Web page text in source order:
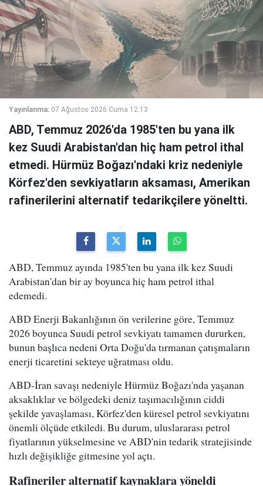
Yayınlanma: 07 Ağustos 2026 Cuma 12:13
ABD, Temmuz 2026'da 1985'ten bu yana ilk
kez Suudi Arabistan'dan hiç ham petrol ithal
etmedi. Hürmüz Boğazı'ndaki kriz nedeniyle
Körfez'den sevkiyatların aksaması, Amerikan
rafinerilerini alternatif tedarikçilere yöneltti.
ABD, Temmuz ayında 1985'ten bu yana ilk kez Suudi
Arabistan'dan bir ay boyunca hiç ham petrol ithal
edemedi.
ABD Enerji Bakanlığının ön verilerine göre, Temmuz
2026 boyunca Suudi petrol sevkiyatı tamamen dururken,
bunun başlıca nedeni Orta Doğu'da tırmanan çatışmaların
enerji ticaretini sekteye uğratması oldu.
ABD-İran savaşı nedeniyle Hürmüz Boğazı'nda yaşanan
aksaklıklar ve bölgedeki deniz taşımacılığının ciddi
şekilde yavaşlaması, Körfez'den küresel petrol sevkiyatını
önemli ölçüde etkiledi. Bu durum, uluslararası petrol
fiyatlarının yükselmesine ve ABD'nin tedarik stratejisinde
hızlı değişikliğe gitmesine yol açtı.
Rafineriler alternatif kaynaklara yöneldi